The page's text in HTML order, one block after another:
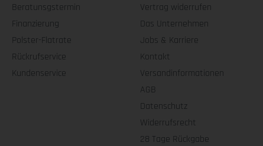
Beratunsgstermin
Finanzierung
Polster-Flatrate
Rückrufservice
Kundenservice
Vertrag widerrufen
Das Unternehmen
Jobs & Karriere
Kontakt
Versandinformationen
AGB
Datenschutz
Widerrufsrecht
28 Tage Rückgabe